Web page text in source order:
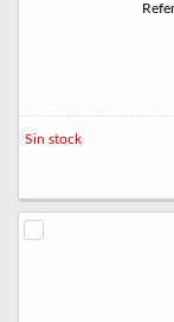
Sin stock